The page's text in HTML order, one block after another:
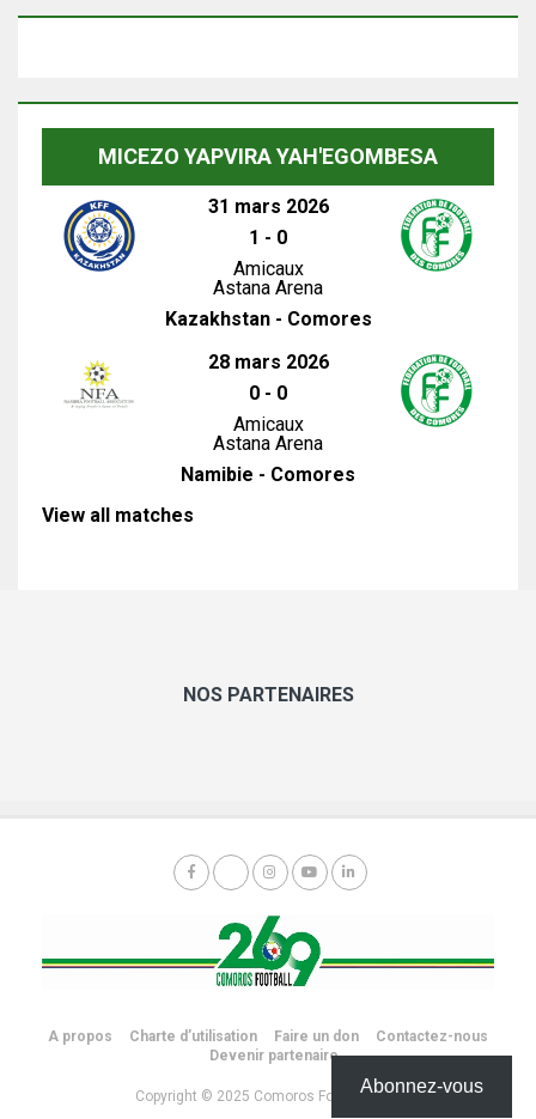
MICEZO YAPVIRA YAH'EGOMBESA
31 mars 2026
1 - 0
Amicaux
Astana Arena
Kazakhstan - Comores
28 mars 2026
0 - 0
Amicaux
Astana Arena
Namibie - Comores
View all matches
NOS PARTENAIRES
A propos Charte d’utilisation Faire un don
Contactez-nous
Devenir partenaire
Copyright © 2025 Comoros Football 269.Abonnez-vous